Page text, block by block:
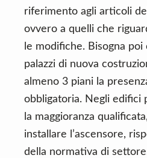
riferimento agli articoli
ovvero a quelli che
le modifiche. Bisogna
palazzi di nuova
almeno 3 piani la
obbligatoria. Negli edifici
la maggioranza
installare l’ascensore,
della normativa di